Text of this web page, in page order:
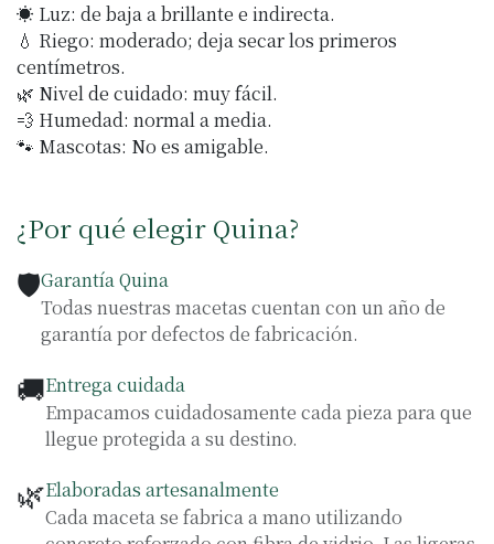
☀️ Luz: de baja a brillante e indirecta.
💧 Riego: moderado; deja secar los primeros
centímetros.
🌿 Nivel de cuidado: muy fácil.
💨 Humedad: normal a media.
🐾 Mascotas: No es amigable.
¿Por qué elegir Quina?
🛡️Garantía Quina
Todas nuestras macetas cuentan con un año de
garantía por defectos de fabricación.
🚚Entrega cuidada
Empacamos cuidadosamente cada pieza para que
llegue protegida a su destino.
🌿Elaboradas artesanalmente
Cada maceta se fabrica a mano utilizando